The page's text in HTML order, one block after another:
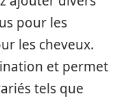
pour les
les cheveux.
et permet
tels que